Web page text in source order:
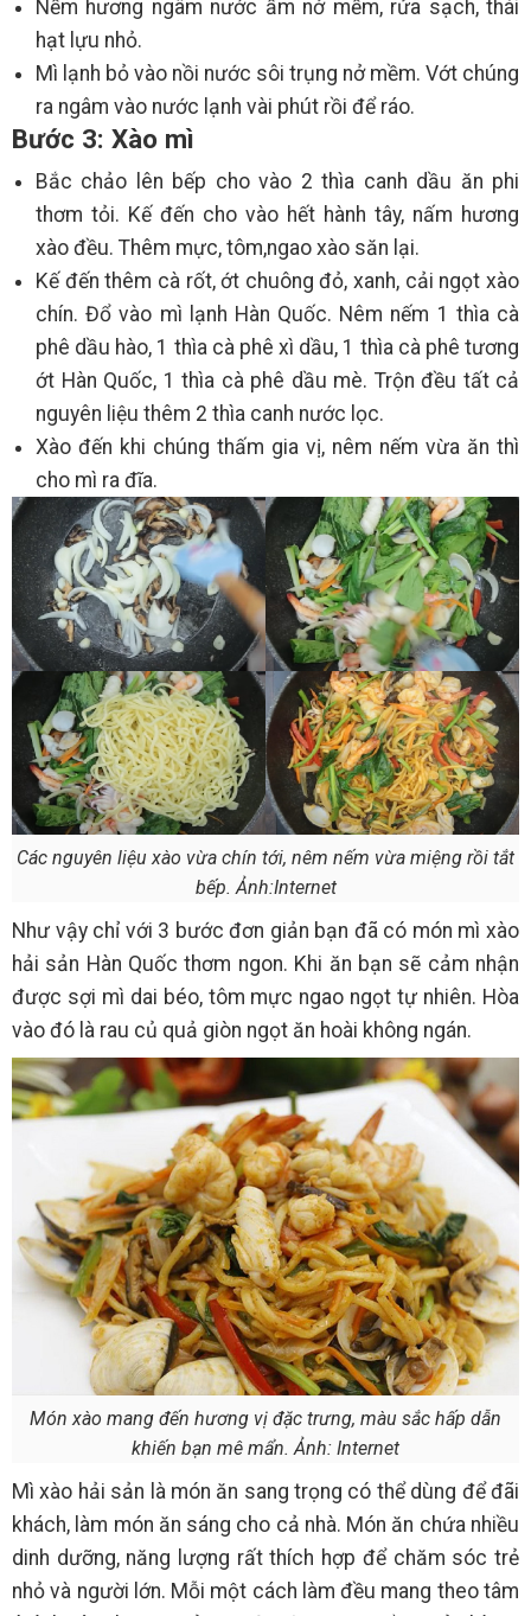
Nếm hương ngâm nước ấm nở mềm, rửa sạch, thái
hạt lựu nhỏ.
Mì lạnh bỏ vào nồi nước sôi trụng nở mềm. Vớt chúng
ra ngâm vào nước lạnh vài phút rồi để ráo.
Bước 3: Xào mì
Bắc chảo lên bếp cho vào 2 thìa canh dầu ăn phi
thơm tỏi. Kế đến cho vào hết hành tây, nấm hương
xào đều. Thêm mực, tôm,ngao xào săn lại.
Kế đến thêm cà rốt, ớt chuông đỏ, xanh, cải ngọt xào
chín. Đổ vào mì lạnh Hàn Quốc. Nêm nếm 1 thìa cà
phê dầu hào, 1 thìa cà phê xì dầu, 1 thìa cà phê tương
ớt Hàn Quốc, 1 thìa cà phê dầu mè. Trộn đều tất cả
nguyên liệu thêm 2 thìa canh nước lọc.
Xào đến khi chúng thấm gia vị, nêm nếm vừa ăn thì
cho mì ra đĩa.
Các nguyên liệu xào vừa chín tới, nêm nếm vừa miệng rồi tắt
bếp. Ảnh:Internet
Như vậy chỉ với 3 bước đơn giản bạn đã có món mì xào
hải sản Hàn Quốc thơm ngon. Khi ăn bạn sẽ cảm nhận
được sợi mì dai béo, tôm mực ngao ngọt tự nhiên. Hòa
vào đó là rau củ quả giòn ngọt ăn hoài không ngán.
Món xào mang đến hương vị đặc trưng, màu sắc hấp dẫn
khiến bạn mê mẩn. Ảnh: Internet
Mì xào hải sản là món ăn sang trọng có thể dùng để đãi
khách, làm món ăn sáng cho cả nhà. Món ăn chứa nhiều
dinh dưỡng, năng lượng rất thích hợp để chăm sóc trẻ
nhỏ và người lớn. Mỗi một cách làm đều mang theo tâm